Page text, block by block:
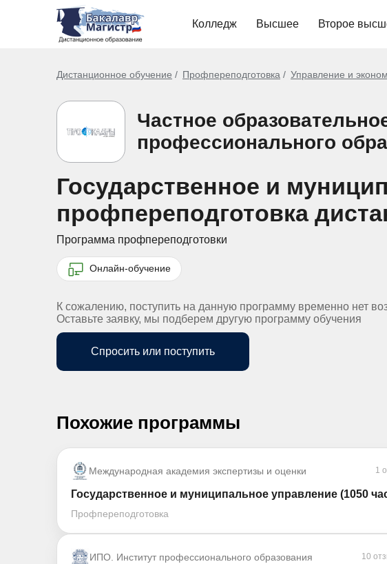
Колледж Высшее Второе
Дистанционное обучение Профпереподготовка Управление и
Частное
профессионального
Государственное и
профпереподготовка
Программа профпереподготовки
Онлайн-обучение
К сожалению, поступить на данную программу временно нет
Оставьте заявку, мы подберем другую программу обучения
Спросить или поступить
Похожие программы
Международная академия экспертизы и оценки 1
Государственное и муниципальное управление (1050
Профпереподготовка
ИПО. Институт профессионального образования 10